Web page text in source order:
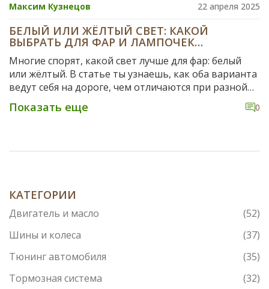
Максим Кузнецов 22 апреля 2025
БЕЛЫЙ ИЛИ ЖЁЛТЫЙ СВЕТ: КАКОЙ
ВЫБРАТЬ ДЛЯ ФАР И ЛАМПОЧЕК
АВТОМОБИЛЯ
Многие спорят, какой свет лучше для фар: белый
или жёлтый. В статье ты узнаешь, как оба варианта
ведут себя на дороге, чем отличаются при разной
погоде, и что важно учитывать при выборе
лампочек для своего авто. Дам простые советы,
примеры — всё на одной странице. Читай, чтоб не
Показать еще 0
КАТЕГОРИИ
Двигатель и масло
(52)
Шины и колеса
(37)
Тюнинг автомобиля
(35)
Тормозная система
(32)